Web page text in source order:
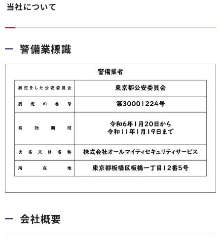
当社について
警備業標識
会社概要